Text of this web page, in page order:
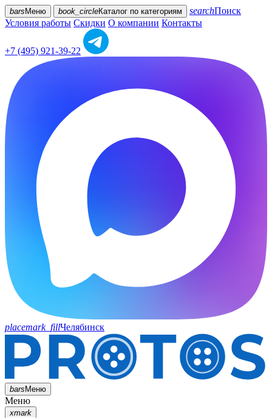
bars Меню book_circleКаталог по категориям searchПоиск
Условия работы Скидки О компании Контакты
+7 (495) 921-39-22
placemark_fillЧелябинск
barsМеню
Меню
xmark